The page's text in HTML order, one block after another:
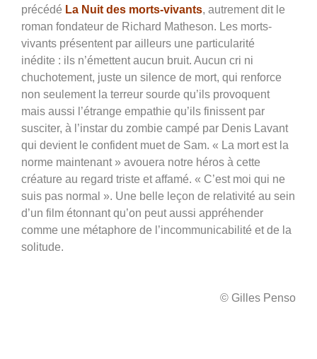
précédé La Nuit des morts-vivants, autrement dit le
roman fondateur de Richard Matheson. Les morts-
vivants présentent par ailleurs une particularité
inédite : ils n’émettent aucun bruit. Aucun cri ni
chuchotement, juste un silence de mort, qui renforce
non seulement la terreur sourde qu’ils provoquent
mais aussi l’étrange empathie qu’ils finissent par
susciter, à l’instar du zombie campé par Denis Lavant
qui devient le confident muet de Sam. « La mort est la
norme maintenant » avouera notre héros à cette
créature au regard triste et affamé. « C’est moi qui ne
suis pas normal ». Une belle leçon de relativité au sein
d’un film étonnant qu’on peut aussi appréhender
comme une métaphore de l’incommunicabilité et de la
solitude.
© Gilles Penso